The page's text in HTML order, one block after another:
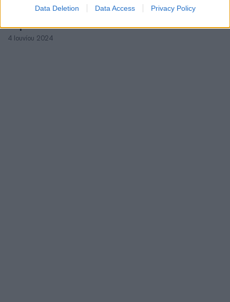
Data Deletion Data Access Privacy Policy
καταναλωτών από πλημμυροπαθείς
περιοχές
4 Ιουνίου 2024